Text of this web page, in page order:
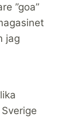
”goa”
jag